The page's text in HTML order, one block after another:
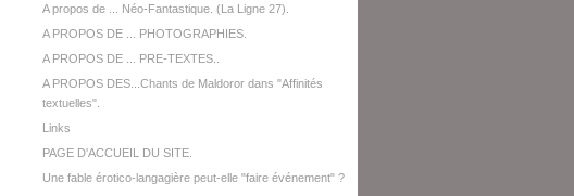
A propos de ... Néo-Fantastique. (La Ligne 27).
A PROPOS DE ... PHOTOGRAPHIES.
A PROPOS DE ... PRE-TEXTES..
A PROPOS DES...Chants de Maldoror dans "Affinités
textuelles".
Links
PAGE D'ACCUEIL DU SITE.
Une fable érotico-langagière peut-elle "faire événement" ?